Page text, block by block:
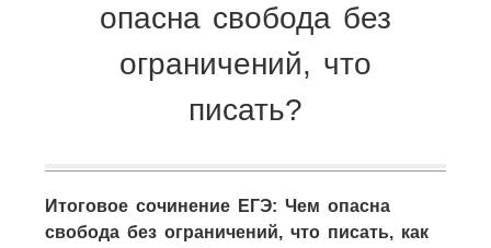
опасна свобода без
ограничений, что
писать?
Итоговое сочинение ЕГЭ: Чем опасна
свобода без ограничений, что писать, как